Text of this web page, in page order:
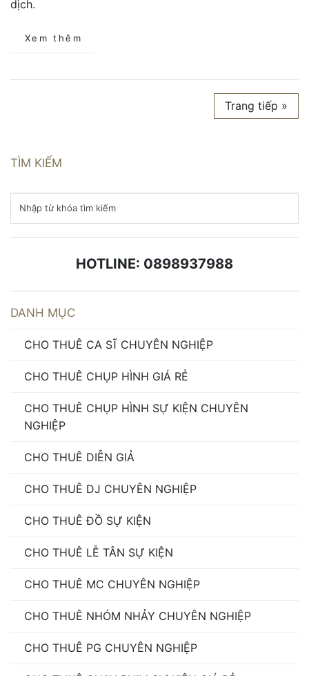
dịch.
Xem thêm
Trang tiếp »
TÌM KIẾM
HOTLINE: 0898937988
DANH MỤC
CHO THUÊ CA SĨ CHUYÊN NGHIỆP
CHO THUÊ CHỤP HÌNH GIÁ RẺ
CHO THUÊ CHỤP HÌNH SỰ KIỆN CHUYÊN
NGHIỆP
CHO THUÊ DIỄN GIẢ
CHO THUÊ DJ CHUYÊN NGHIỆP
CHO THUÊ ĐỒ SỰ KIỆN
CHO THUÊ LỄ TÂN SỰ KIỆN
CHO THUÊ MC CHUYÊN NGHIỆP
CHO THUÊ NHÓM NHẢY CHUYÊN NGHIỆP
CHO THUÊ PG CHUYÊN NGHIỆP